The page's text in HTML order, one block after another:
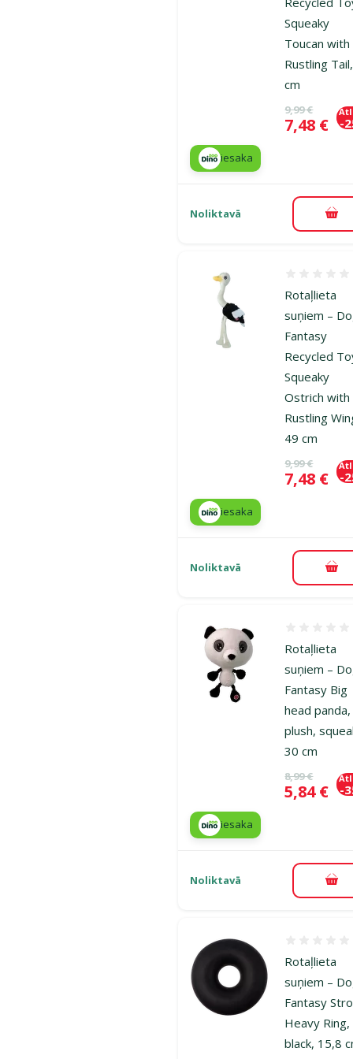
Squeaky
Toucan with
Rustling
cm
Oriģinālā
9,99 €
Cena
7,48 € -
iesaka
Noliktavā
Rotaļlieta
suņiem –
Fantasy
Recycled
Squeaky
Ostrich with
Rustling
49 cm
Oriģinālā
9,99 €
Cena
7,48 € -
iesaka
Noliktavā
Rotaļlieta
suņiem –
Fantasy Big
head panda,
plush,
30 cm
Oriģinālā
8,99 €
Cena
5,84 € -
iesaka
Noliktavā
Rotaļlieta
suņiem –
Fantasy
Heavy Ring,
black, 15,8